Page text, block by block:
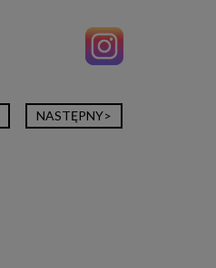
NASTĘPNY>